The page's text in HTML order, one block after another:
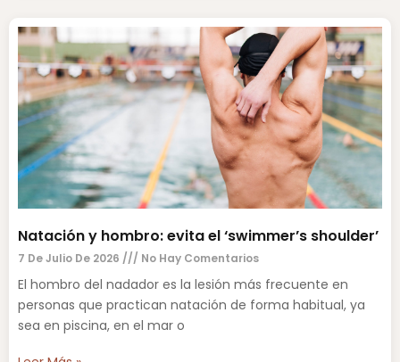
Natación y hombro: evita el ‘swimmer’s shoulder’
7 De Julio De 2026 No Hay Comentarios
El hombro del nadador es la lesión más frecuente en
personas que practican natación de forma habitual, ya
sea en piscina, en el mar o